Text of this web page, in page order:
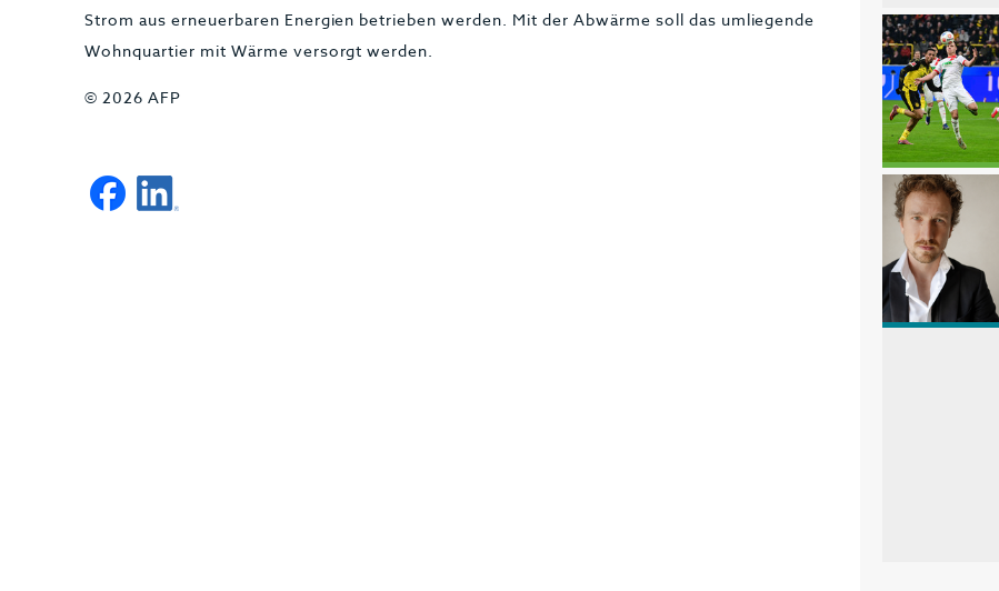
Strom aus erneuerbaren Energien betrieben werden. Mit der Abwärme soll das umliegende
Wohnquartier mit Wärme versorgt werden.
© 2026 AFP